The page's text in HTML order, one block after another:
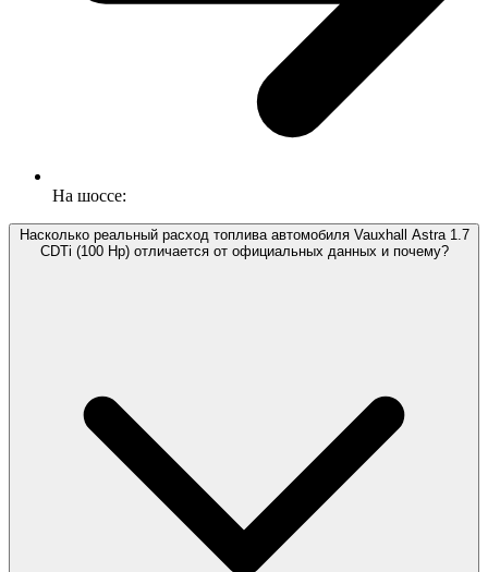
На шоссе:
Насколько реальный расход топлива автомобиля Vauxhall Astra 1.7
CDTi (100 Hp) отличается от официальных данных и почему?